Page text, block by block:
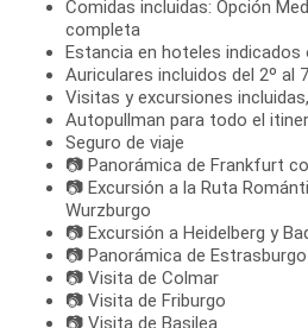
Comidas incluidas: Opción
completa
Estancia en hoteles indicados
Auriculares incluidos del 2º al
Visitas y excursiones
Autopullman para todo el
Seguro de viaje
📷 Panorámica de Frankfurt
📷 Excursión a la Ruta
Wurzburgo
📷 Excursión a Heidelberg y
📷 Panorámica de
📷 Visita de Colmar
📷 Visita de Friburgo
📷 Visita de Basilea